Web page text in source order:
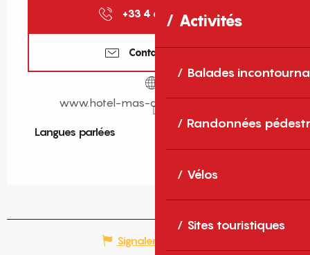
Activités
Balades
Randonnées
Vélos
Sites touristiques
+33 4 68 82 04 ▒▒
Contactez-nous
www.hotel-mas-des-citronniers.com
Langues parlées
Langues parlées
Signaler une erreur